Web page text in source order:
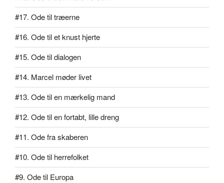
#17. Ode til træerne
#16. Ode til et knust hjerte
#15. Ode til dialogen
#14. Marcel møder livet
#13. Ode til en mærkelig mand
#12. Ode til en fortabt, lille dreng
#11. Ode fra skaberen
#10. Ode til herrefolket
#9. Ode til Europa